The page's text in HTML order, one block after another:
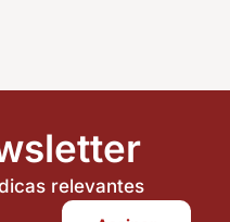
relevantes